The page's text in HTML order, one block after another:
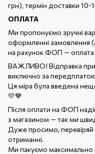
грн), термін доставки 10-
ОПЛАТА
Ми пропонуємо зручні
оформленні замовлення
на рахунок ФОП — оплата
ВАЖЛИВО! Відправка при
виключно за
Ця міра була введена
💛💙
Після оплати на ФОП
з магазином — так ми
Дуже просимо, перевіряй
отриманні.
Ми пакуємо максимально